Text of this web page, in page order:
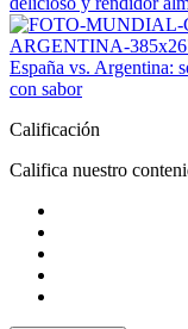
España vs. Argentina:
con sabor
Calificación
Califica nuestro